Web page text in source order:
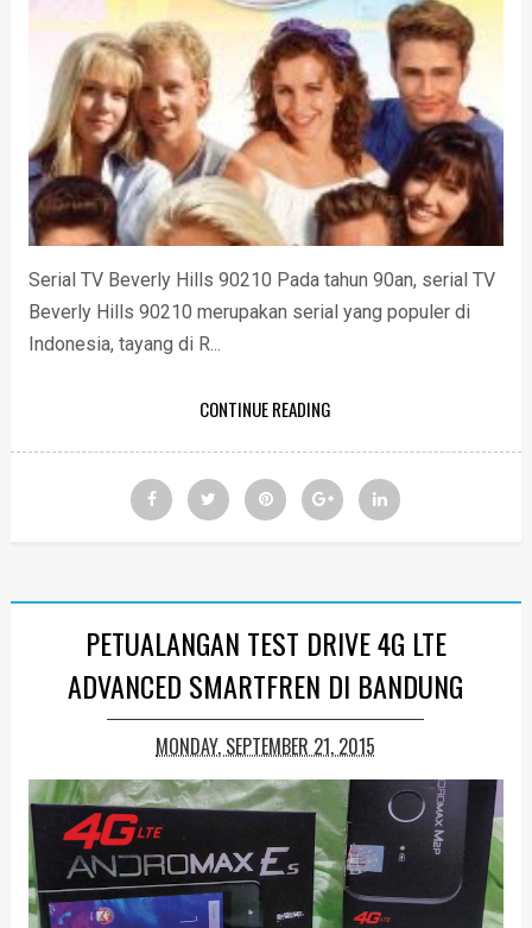
Serial TV Beverly Hills 90210 Pada tahun 90an, serial TV
Beverly Hills 90210 merupakan serial yang populer di
Indonesia, tayang di R...
CONTINUE READING
PETUALANGAN TEST DRIVE 4G LTE
ADVANCED SMARTFREN DI BANDUNG
MONDAY, SEPTEMBER 21, 2015